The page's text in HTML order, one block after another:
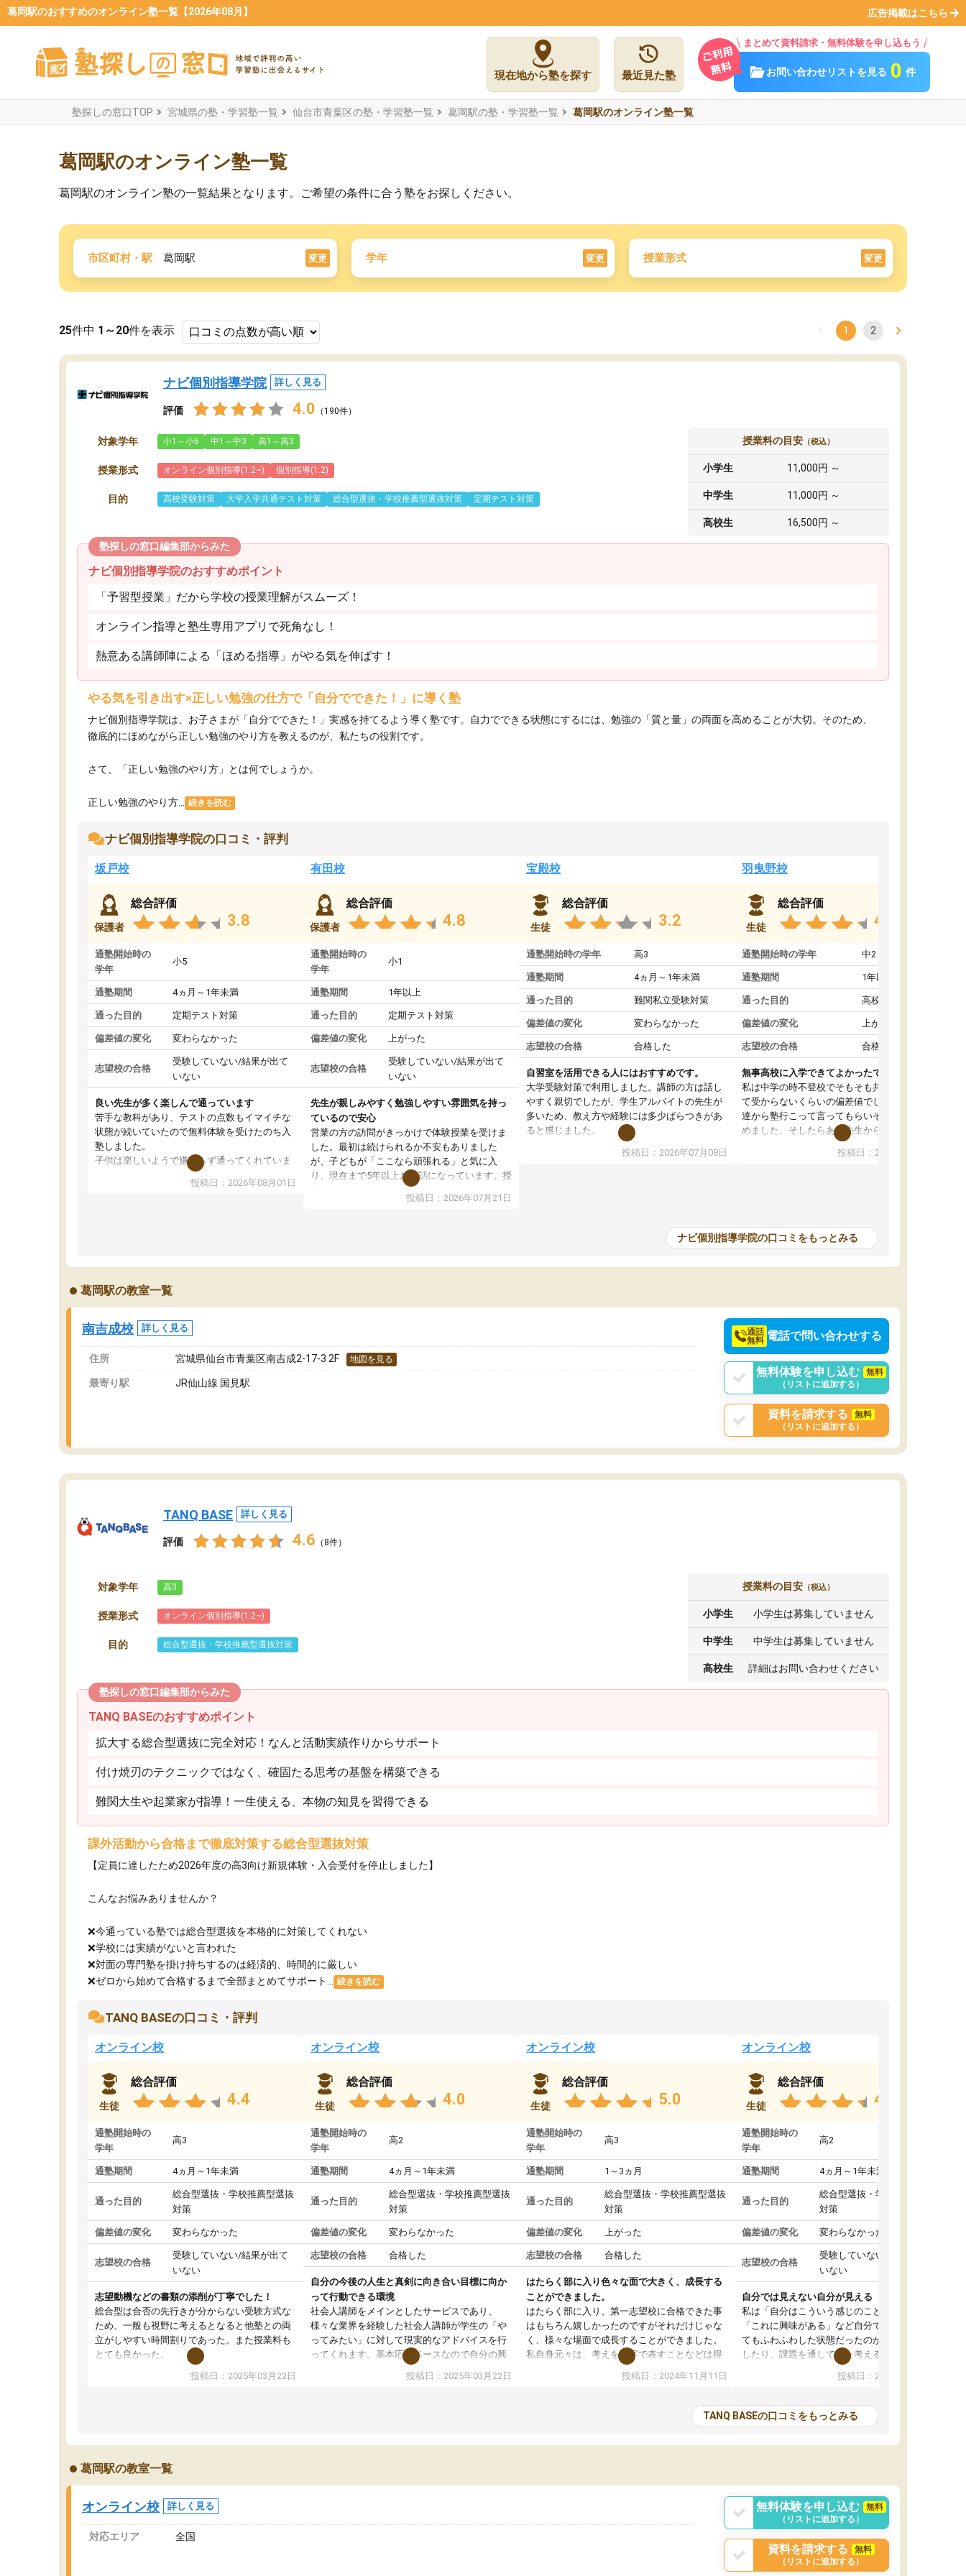
葛岡駅のおすすめのオンライン塾一覧【2026年08月】 広告掲載はこちら
現在地から塾を探す 最近見た塾
まとめて資料請求・無料体験を申し込もう
お問い合わせリストを見る 0 件
塾探しの窓口TOP 宮城県の塾・学習塾一覧 仙台市青葉区の塾・学習塾一覧 葛岡駅の塾・学習塾一覧 葛岡駅のオンライン塾一覧
葛岡駅のオンライン塾一覧
葛岡駅のオンライン塾の一覧結果となります。ご希望の条件に合う塾をお探しください。
市区町村・駅 葛岡駅 変更 学年 変更 授業形式 変更
25件中 1～20件を表示 1 2
ナビ個別指導学院 詳しく見る
評価 4.0 （190件）
対象学年 小1～小6 中1～中3 高1～高3
授業形式 オンライン個別指導(1:2~) 個別指導(1:2)
目的 高校受験対策 大学入学共通テスト対策 総合型選抜・学校推薦型選抜対策 定期テスト対策
授業料の目安 （税込）
小学生 11,000円 ～
中学生 11,000円 ～
高校生 16,500円 ～
塾探しの窓口編集部からみた
ナビ個別指導学院のおすすめポイント
「予習型授業」だから学校の授業理解がスムーズ！
オンライン指導と塾生専用アプリで死角なし！
熱意ある講師陣による「ほめる指導」がやる気を伸ばす！
やる気を引き出す×正しい勉強の仕方で「自分でできた！」に導く塾
ナビ個別指導学院は、お子さまが「自分でできた！」実感を持てるよう導く塾です。自力でできる状態にするには、勉強の「質と量」の両面を高めることが大切。そのため、
徹底的にほめながら正しい勉強のやり方を教えるのが、私たちの役割です。
さて、「正しい勉強のやり方」とは何でしょうか。
正しい勉強のやり方... 続きを読む
ナビ個別指導学院の口コミ・評判
坂戸校
保護者
総合評価
3.8
通塾開始時の
学年
小5
通塾期間 4ヵ月～1年未満
通った目的 定期テスト対策
偏差値の変化 変わらなかった
志望校の合格
受験していない/結果が出て
いない
良い先生が多く楽しんで通っています
苦手な教科があり、テストの点数もイマイチな
状態が続いていたので無料体験を受けたのち入
塾しました。
子供は楽しいようで嫌がらず通ってくれていま
先生は良い方が多く、いつも笑顔で対応して頂
ングを利用または路上駐車をするしかない点が
投稿日：2026年08月01日
有田校
保護者
総合評価
4.8
通塾開始時の
学年
小1
通塾期間 1年以上
通った目的 定期テスト対策
偏差値の変化 上がった
志望校の合格
受験していない/結果が出て
いない
先生が親しみやすく勉強しやすい雰囲気を持っ
ているので安心
営業の方の訪問がきっかけで体験授業を受けま
した。最初は続けられるか不安もありました
が、子どもが「ここなら頑張れる」と気に入
り、現在まで5年以上お世話になっています。授
業はとても分かりやすく、学校とは違った解き
方や、子どもに合った覚え方・考え方を丁寧に
お世話になりたいと思える塾です。
投稿日：2026年07月21日
宝殿校
生徒
総合評価
3.2
通塾開始時の学年 高3
通塾期間 4ヵ月～1年未満
通った目的 難関私立受験対策
偏差値の変化 変わらなかった
志望校の合格 合格した
自習室を活用できる人にはおすすめです。
大学受験対策で利用しました。講師の方は話し
やすく親切でしたが、学生アルバイトの先生が
多いため、教え方や経験には多少ばらつきがあ
ると感じました。
授業はホワイトボードを使って説明してくれる
教室全体としては小学生や中学生の利用者が多
投稿日：2026年07月08日
羽曳野校
生徒
総合評価
4.6
通塾開始時の学年 中2
通塾期間 1年以上
通った目的 高校受験対策
偏差値の変化 上がった
志望校の合格 合格した
無事高校に入学できてよかったです。
私は中学の時不登校でそもそも共学の高校なん
て受からないくらいの偏差値でした。ある日友
達から塾行こって言ってもらいそこから通い始
めました。そしたらある先生から学ぶ楽しさを
教えていただき勉強などして無かったのに自主
室で勉強するくらいハマりました。私の担当の
投稿日：2026年07月01日
ナビ個別指導学院の口コミをもっとみる
葛岡駅の教室一覧
南吉成校 詳しく見る
住所 宮城県仙台市青葉区南吉成2-17-3 2F 地図を見る
最寄り駅 JR仙山線 国見駅
通話
無料 電話で問い合わせする
無料体験を申し込む
無料
（リストに追加する）
資料を請求する
無料
（リストに追加する）
TANQ BASE 詳しく見る
評価 4.6 （8件）
対象学年 高3
授業形式 オンライン個別指導(1:2~)
目的 総合型選抜・学校推薦型選抜対策
授業料の目安 （税込）
小学生 小学生は募集していません
中学生 中学生は募集していません
高校生 詳細はお問い合わせください
塾探しの窓口編集部からみた
TANQ BASEのおすすめポイント
拡大する総合型選抜に完全対応！なんと活動実績作りからサポート
付け焼刃のテクニックではなく、確固たる思考の基盤を構築できる
難関大生や起業家が指導！一生使える、本物の知見を習得できる
課外活動から合格まで徹底対策する総合型選抜対策
【定員に達したため2026年度の高3向け新規体験・入会受付を停止しました】
こんなお悩みありませんか？
❌今通っている塾では総合型選抜を本格的に対策してくれない
❌学校には実績がないと言われた
❌対面の専門塾を掛け持ちするのは経済的、時間的に厳しい
❌ゼロから始めて合格するまで全部まとめてサポート...
続きを読む
TANQ BASEの口コミ・評判
オンライン校
生徒
総合評価
4.4
通塾開始時の
学年
高3
通塾期間 4ヵ月～1年未満
通った目的
総合型選抜・学校推薦型選抜
対策
偏差値の変化 変わらなかった
志望校の合格
受験していない/結果が出て
いない
志望動機などの書類の添削が丁寧でした！
総合型は合否の先行きが分からない受験方式な
ため、一般も視野に考えるとなると他塾との両
立がしやすい時間割りであった。また授業料も
とても良かった。
総合型の多くの塾は大学生が見ることが多い
が、はたらく部総合型コースは大学生の目だけ
投稿日：2025年03月22日
オンライン校
生徒
総合評価
4.0
通塾開始時の
学年
高2
通塾期間 4ヵ月～1年未満
通った目的
総合型選抜・学校推薦型選抜
対策
偏差値の変化 変わらなかった
志望校の合格 合格した
自分の今後の人生と真剣に向き合い目標に向か
って行動できる環境
社会人講師をメインとしたサービスであり、
様々な業界を経験した社会人講師が学生の「や
ってみたい」に対して現実的なアドバイスを行
ってくれます。基本応援ベースなので自分の興
味分野について学生知識では思いつかない部分
まで深ぼる事が出来ます。
います。私自身やりたい事が何もない所から社
投稿日：2025年03月22日
オンライン校
生徒
総合評価
5.0
通塾開始時の
学年
高3
通塾期間 1～3ヵ月
通った目的
総合型選抜・学校推薦型選抜
対策
偏差値の変化 上がった
志望校の合格 合格した
はたらく部に入り色々な面で大きく、成長する
ことができました。
はたらく部に入り、第一志望校に合格できた事
はもちろん嬉しかったのですがそれだけじゃな
く、様々な場面で成長することができました。
私自身元々は、考えを文字で表すことなどは得
意だったのですが、人前で話すことやコミュニ
ケーションをとることが苦手でした。
わりコミュニケーションをとる機会が増えたり
また、一次試験合格後は二次試験対策の面接練
でも、自分の思いをしっかりと伝えることもで
投稿日：2024年11月11日
オンライン校
生徒
総合評価
4.8
通塾開始時の
学年
高2
通塾期間 4ヵ月～1年未満
通った目的
総合型選抜・学校推薦型選抜
対策
偏差値の変化 変わらなかった
志望校の合格
受験していない/結果が出て
いない
自分では見えない自分が見える
私は「自分はこういう感じのことがしたい」
「これに興味がある」など自分で自己分析をし
てもふわふわした状態だったのが、コーチと話
したり、課題を通してまた考えることで、もっ
と詳しく自分のことが理解できました。いつで
も質問できるので、そこも1つの魅力です。ま
が多いので、その子達に感化されて自分も『も
っと何かに取り組んでみよう』と思えます。
はたらく部はオンラインなので、色々な場所の
投稿日：2024年10月31日
TANQ BASEの口コミをもっとみる
葛岡駅の教室一覧
オンライン校 詳しく見る
対応エリア 全国
無料体験を申し込む
無料
（リストに追加する）
資料を請求する
無料
（リストに追加する）